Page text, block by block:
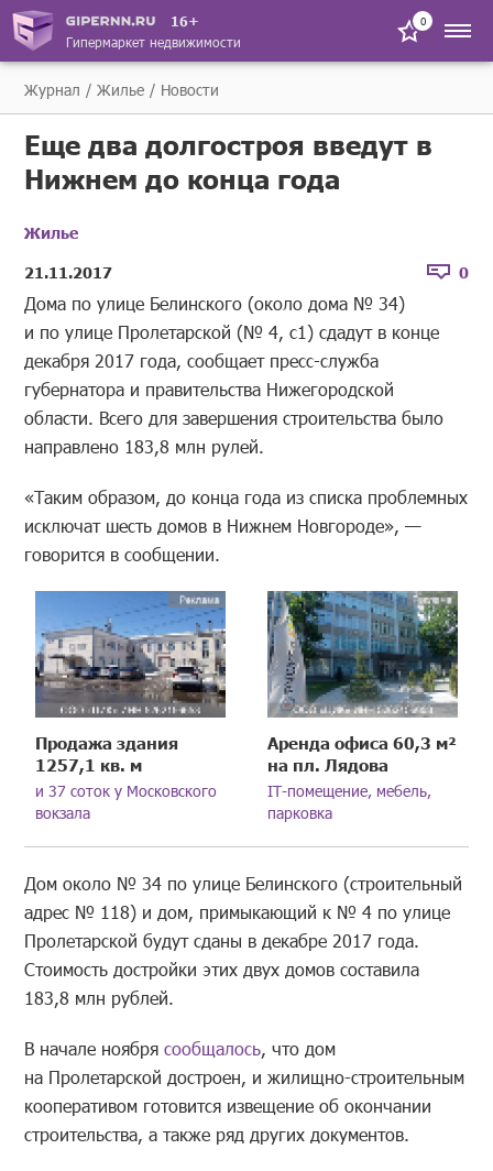
16+
Гипермаркет недвижимости
0
Журнал Жилье Новости
Еще два долгостроя введут в
Нижнем до конца года
Жилье
21.11.2017
0
Дома по улице Белинского (около дома № 34)
и по улице Пролетарской (№ 4, с1) сдадут в конце
декабря 2017 года, сообщает пресс-служба
губернатора и правительства Нижегородской
области. Всего для завершения строительства было
направлено 183,8 млн рулей.
«Таким образом, до конца года из списка проблемных
исключат шесть домов в Нижнем Новгороде», —
говорится в сообщении.
Продажа здания
1257,1 кв. м
и 37 соток у Московского
вокзала
Аренда офиса 60,3 м²
на пл. Лядова
IT-помещение, мебель,
парковка
Дом около № 34 по улице Белинского (строительный
адрес № 118) и дом, примыкающий к № 4 по улице
Пролетарской будут сданы в декабре 2017 года.
Стоимость достройки этих двух домов составила
183,8 млн рублей.
В начале ноябрясообщалось, что дом
на Пролетарской достроен, и жилищно-строительным
кооперативом готовится извещение об окончании
строительства, а также ряд других документов.